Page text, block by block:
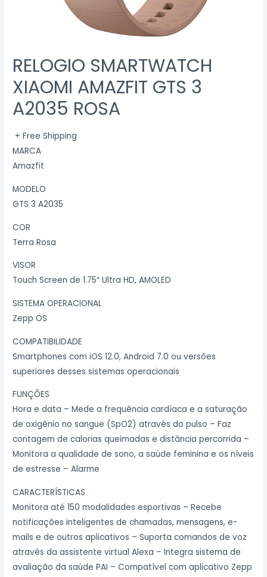
RELOGIO SMARTWATCH
XIAOMI AMAZFIT GTS 3
A2035 ROSA
+ Free Shipping
MARCA
Amazfit
MODELO
GTS 3 A2035
COR
Terra Rosa
VISOR
Touch Screen de 1.75″ Ultra HD, AMOLED
SISTEMA OPERACIONAL
Zepp OS
COMPATIBILIDADE
Smartphones com iOS 12.0, Android 7.0 ou versões
superiores desses sistemas operacionais
FUNÇÕES
Hora e data – Mede a frequência cardíaca e a saturação
de oxigênio no sangue (SpO2) através do pulso – Faz
contagem de calorias queimadas e distância percorrida –
Monitora a qualidade de sono, a saúde feminina e os níveis
de estresse – Alarme
CARACTERÍSTICAS
Monitora até 150 modalidades esportivas – Recebe
notificações inteligentes de chamadas, mensagens, e-
mails e de outros aplicativos – Suporta comandos de voz
através da assistente virtual Alexa – Integra sistema de
avaliação da saúde PAI – Compatível com aplicativo Zepp